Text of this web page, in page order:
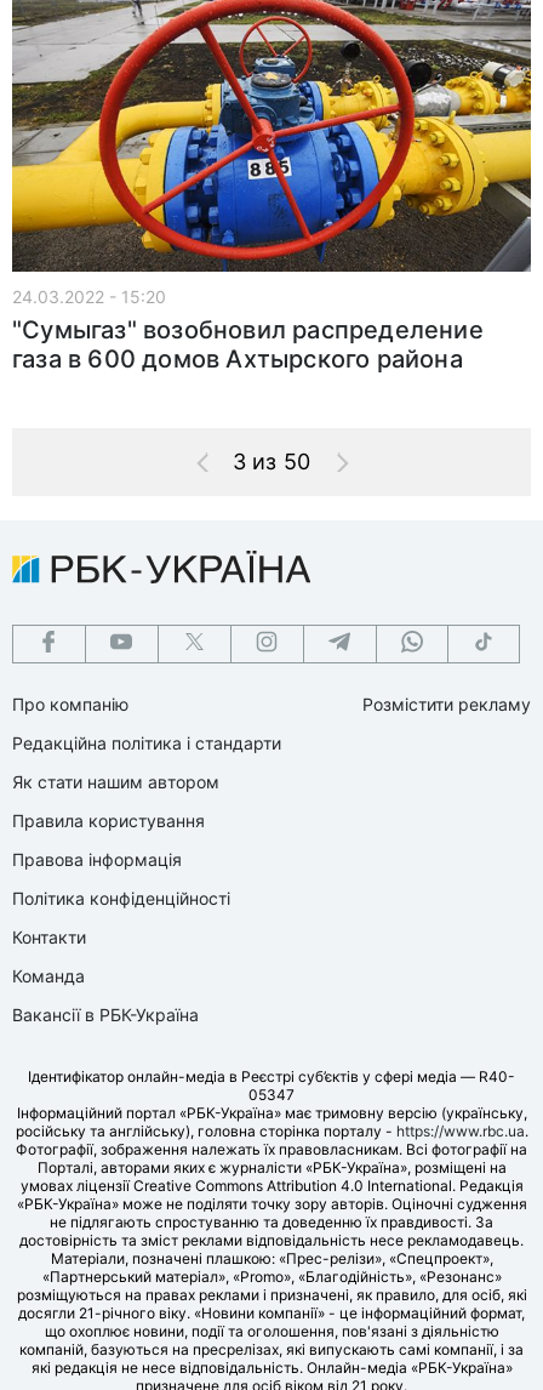
24.03.2022 - 15:20
"Сумыгаз" возобновил распределение
газа в 600 домов Ахтырского района
3 из 50
Про компанію
Редакційна політика і стандарти
Як стати нашим автором
Правила користування
Правова інформація
Політика конфіденційності
Контакти
Команда
Вакансії в РБК-Україна
Розмістити рекламу
Ідентифікатор онлайн-медіа в Реєстрі суб’єктів у сфері медіа — R40-
05347
Інформаційний портал «РБК-Україна» має тримовну версію (українську,
російську та англійську), головна сторінка порталу - https://www.rbc.ua.
Фотографії, зображення належать їх правовласникам. Всі фотографії на
Порталі, авторами яких є журналісти «РБК-Україна», розміщені на
умовах ліцензії Creative Commons Attribution 4.0 International. Редакція
«РБК-Україна» може не поділяти точку зору авторів. Оціночні судження
не підлягають спростуванню та доведенню їх правдивості. За
достовірність та зміст реклами відповідальність несе рекламодавець.
Матеріали, позначені плашкою: «Прес-релізи», «Спецпроект»,
«Партнерський матеріал», «Promo», «Благодійність», «Резонанс»
розміщуються на правах реклами і призначені, як правило, для осіб, які
досягли 21-річного віку. «Новини компанії» - це інформаційний формат,
що охоплює новини, події та оголошення, пов'язані з діяльністю
компаній, базуються на пресрелізах, які випускають самі компанії, і за
які редакція не несе відповідальність. Онлайн-медіа «РБК-Україна»
призначене для осіб віком від 21 року.